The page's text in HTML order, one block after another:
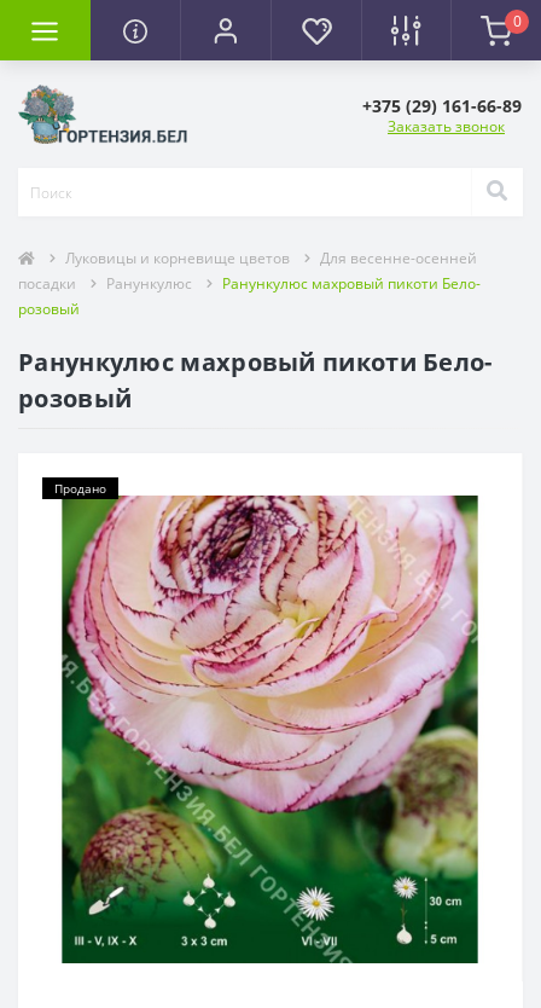
0
+375 (29) 161-66-89
Заказать звонок
Луковицы и корневище цветов
Для весенне-осенней
посадки
Ранункулюс
Ранункулюс махровый пикоти Бело-
розовый
Ранункулюс махровый пикоти Бело-
розовый
Продано